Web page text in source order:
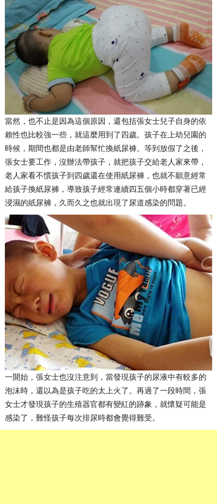
當然，也不止是因為這個原因，還包括張女士兒子自身的依
賴性也比較強一些，就這麼用到了四歲。孩子在上幼兒園的
時候，期間也都是由老師幫忙換紙尿褲。等到放假了之後，
張女士要工作，沒辦法帶孩子，就把孩子交給老人家來帶，
老人家看不慣孩子到四歲還在使用紙尿褲，也就不願意經常
給孩子換紙尿褲，導致孩子經常連續四五個小時都穿著已經
浸濕的紙尿褲，久而久之也就出現了尿道感染的問題。
一開始，張女士也沒注意到，當發現孩子的尿液中有較多的
泡沫時，還以為是孩子吃的太上火了。再過了一段時間，張
女士才發現孩子的生殖器官都有變紅的跡象，就懷疑可能是
感染了，難怪孩子每次排尿時都會覺得難受。